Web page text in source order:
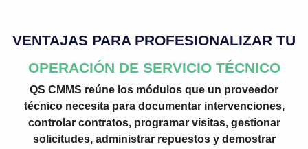
VENTAJAS PARA PROFESIONALIZAR TU
OPERACIÓN DE SERVICIO TÉCNICO
QS CMMS reúne los módulos que un proveedor
técnico necesita para documentar intervenciones,
controlar contratos, programar visitas, gestionar
solicitudes, administrar repuestos y demostrar